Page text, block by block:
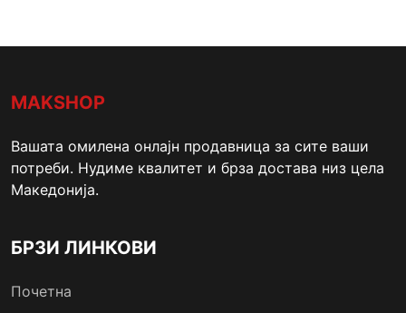
MAKSHOP
Вашата омилена онлајн продавница за сите ваши
потреби. Нудиме квалитет и брза достава низ цела
Македонија.
БРЗИ ЛИНКОВИ
Почетна